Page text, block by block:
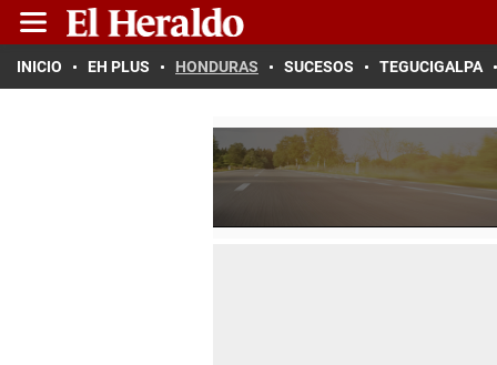
INICIO EH PLUS HONDURAS SUCESOS TEGUCIGALPA